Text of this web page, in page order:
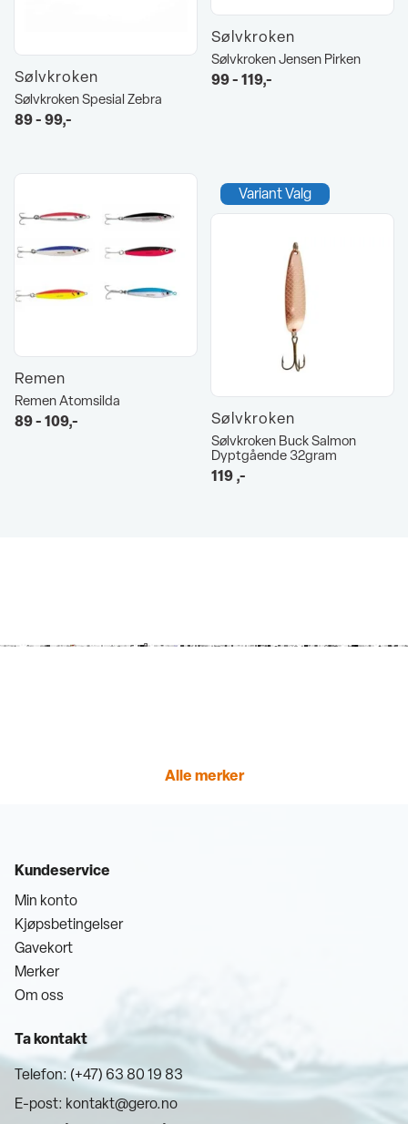
Sølvkroken
Sølvkroken Spesial Zebra
89 - 99,-
Sølvkroken
Sølvkroken Jensen Pirken
99 - 119,-
Remen
Remen Atomsilda
89 - 109,-
Variant Valg
Sølvkroken
Sølvkroken Buck Salmon
Dyptgående 32gram
119,-
Alle merker
Kundeservice
Min konto
Kjøpsbetingelser
Gavekort
Merker
Om oss
Ta kontakt
Telefon: (+47) 63 80 19 83
E-post: kontakt@gero.no